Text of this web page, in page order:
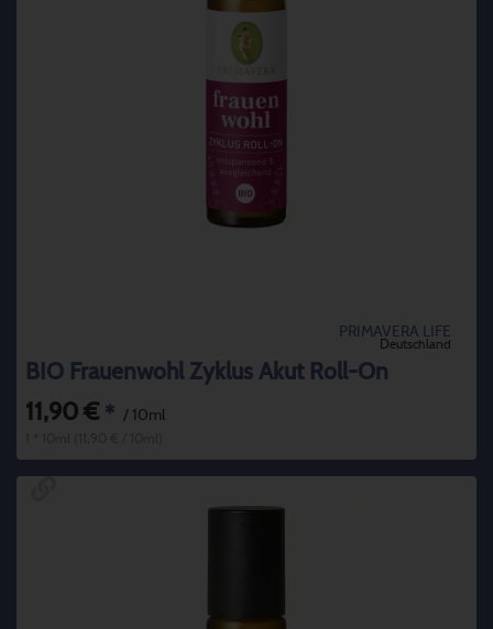
PRIMAVERA LIFE
Deutschland
BIO Frauenwohl Zyklus Akut Roll-On
11,90 € * / 10ml